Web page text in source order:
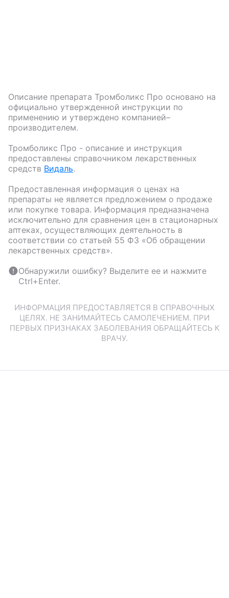
Описание препарата Тромболикс Про основано на
официально утвержденной инструкции по
применению и утверждено компанией–
производителем.
Тромболикс Про - описание и инструкция
предоставлены справочником лекарственных
средств Видаль.
Предоставленная информация о ценах на
препараты не является предложением о продаже
или покупке товара. Информация предназначена
исключительно для сравнения цен в стационарных
аптеках, осуществляющих деятельность в
соответствии со статьей 55 ФЗ «Об обращении
лекарственных средств».
Обнаружили ошибку? Выделите ее и нажмите
Ctrl+Enter.
ИНФОРМАЦИЯ ПРЕДОСТАВЛЯЕТСЯ В СПРАВОЧНЫХ
ЦЕЛЯХ. НЕ ЗАНИМАЙТЕСЬ САМОЛЕЧЕНИЕМ. ПРИ
ПЕРВЫХ ПРИЗНАКАХ ЗАБОЛЕВАНИЯ ОБРАЩАЙТЕСЬ К
ВРАЧУ.